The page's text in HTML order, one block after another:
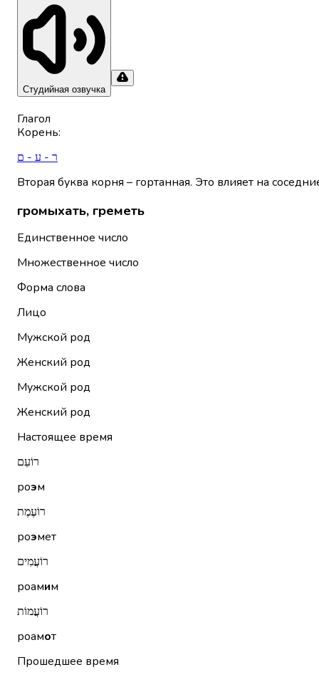
Студийная озвучка
Глагол
Корень:
ר - ע - ם
Вторая буква корня – гортанная. Это влияет на
громыхать, греметь
Единственное число
Множественное число
Форма слова
Лицо
Мужской род
Женский род
Мужской род
Женский род
Настоящее время
רוֹעֵם
роэм
רוֹעֶמֶת
роэмет
רוֹעֲמִים
роамим
רוֹעֲמוֹת
роамот
Прошедшее время